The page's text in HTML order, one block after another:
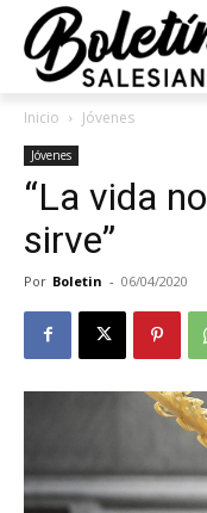
Inicio Jóvenes
Jóvenes
“La vida
sirve”
Por Boletin - 06/04/2020